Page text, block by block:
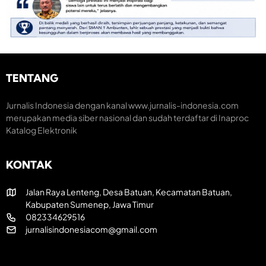
n
o
m
i
K
i
f
o
m
e
n
t
T
k
e
-
m
a
r
a
R
I
TENTANG
Jurnalis Indonesia dengan kanal www.jurnalis-indonesia.com
merupakan media siber nasional dan sudah terdaftar di Inaproc
Katalog Elektronik
KONTAK
Jalan Raya Lenteng, Desa Batuan, Kecamatan Batuan,
Kabupaten Sumenep, Jawa Timur
082334629516
jurnalisindonesiacom@gmail.com